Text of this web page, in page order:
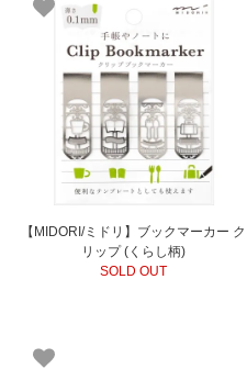
【MIDORI/ミドリ】ブックマーカー ク
リップ (くらし柄)
SOLD OUT